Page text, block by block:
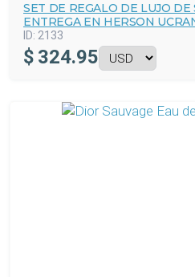
SET DE REGALO DE LUJO DE
ENTREGA EN HERSON
ID: 2133
$ 324.95